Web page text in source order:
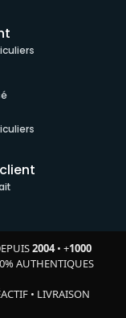
2004• +1000
AUTHENTIQUES
• LIVRAISON